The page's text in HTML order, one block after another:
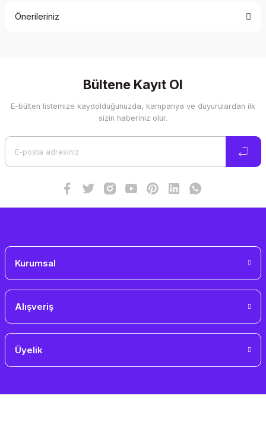
Önerileriniz
Görüş ve önerileriniz için teşekkür ederiz.
Ürün resmi kalitesiz, bozuk veya görüntülenemiyor.
Bültene Kayıt Ol
E-bülten listemize kaydolduğunuzda, kampanya ve duyurulardan ilk
sizin haberiniz olur.
Kurumsal
Alışveriş
Üyelik